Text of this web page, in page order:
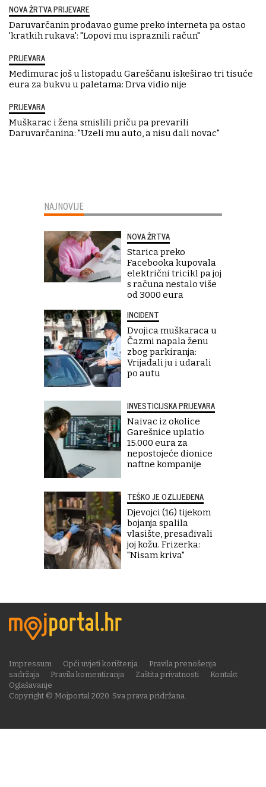
NOVA ŽRTVA PRIJEVARE
Daruvarčanin prodavao gume preko interneta pa ostao
'kratkih rukava': "Lopovi mu ispraznili račun"
PRIJEVARA
Međimurac još u listopadu Gareščanu iskeširao tri tisuće
eura za bukvu u paletama: Drva vidio nije
PRIJEVARA
Muškarac i žena smislili priču pa prevarili
Daruvarčanina: "Uzeli mu auto, a nisu dali novac"
NAJNOVIJE
NOVA ŽRTVA
Starica preko
Facebooka kupovala
električni tricikl pa joj
s računa nestalo više
od 3000 eura
INCIDENT
Dvojica muškaraca u
Čazmi napala ženu
zbog parkiranja:
Vrijađali ju i udarali
po autu
INVESTICIJSKA PRIJEVARA
Naivac iz okolice
Garešnice uplatio
15.000 eura za
nepostojeće dionice
naftne kompanije
TEŠKO JE OZLIJEĐENA
Djevojci (16) tijekom
bojanja spalila
vlasište, presađivali
joj kožu. Frizerka:
"Nisam kriva"
Copyright © Mojportal 2020. Sva prava pridržana.
Impressum Opći uvjeti korištenja
Pravila prenošenja
sadržaja
Pravila komentiranja Zaštita privatnosti
Kontakt
Oglašavanje